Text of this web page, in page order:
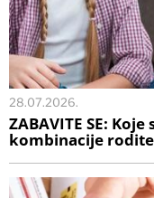
28.07.2026.
ZABAVITE SE:
kombinacije